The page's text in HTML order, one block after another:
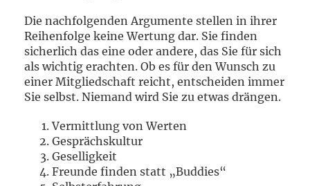
Die nachfolgenden Argumente stellen in ihrer
Reihenfolge keine Wertung dar. Sie finden
sicherlich das eine oder andere, das Sie für sich
als wichtig erachten. Ob es für den Wunsch zu
einer Mitgliedschaft reicht, entscheiden immer
Sie selbst. Niemand wird Sie zu etwas drängen.
Vermittlung von Werten
Gesprächskultur
Geselligkeit
Freunde finden statt „Buddies“